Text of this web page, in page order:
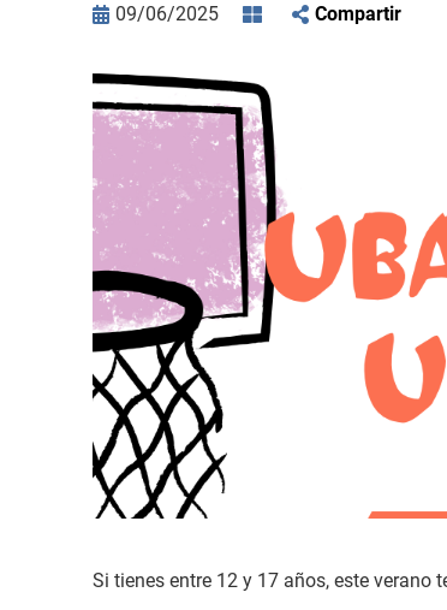
09/06/2025 Compartir
Si tienes entre 12 y 17 años, este verano